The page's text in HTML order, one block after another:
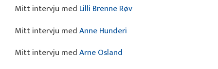
Mitt intervju med Lilli Brenne Røv
Mitt intervju medAnne Hunderi
Mitt intervju medArne Osland